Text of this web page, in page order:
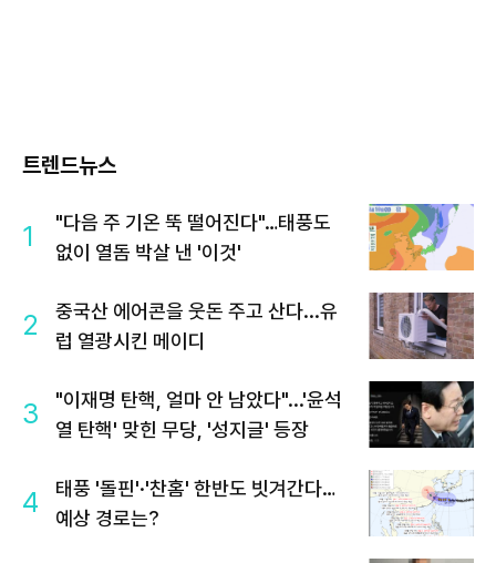
트렌드뉴스
1
"다음 주 기온 뚝 떨어진다"…태풍도
없이 열돔 박살 낸 '이것'
2
중국산 에어콘을 웃돈 주고 산다...유
럽 열광시킨 메이디
3
"이재명 탄핵, 얼마 안 남았다"...'윤석
열 탄핵' 맞힌 무당, '성지글' 등장
4
태풍 '돌핀'·'찬홈' 한반도 빗겨간다…
예상 경로는?